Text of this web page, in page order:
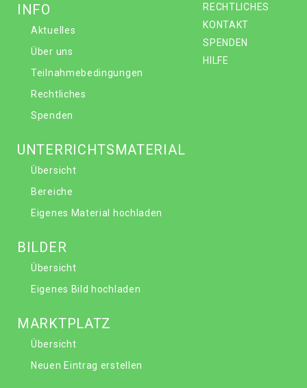
RECHTLICHES
KONTAKT
SPENDEN
HILFE
INFO
Aktuelles
Über uns
Teilnahmebedingungen
Rechtliches
Spenden
UNTERRICHTSMATERIAL
Übersicht
Bereiche
Eigenes Material hochladen
BILDER
Übersicht
Eigenes Bild hochladen
MARKTPLATZ
Übersicht
Neuen Eintrag erstellen